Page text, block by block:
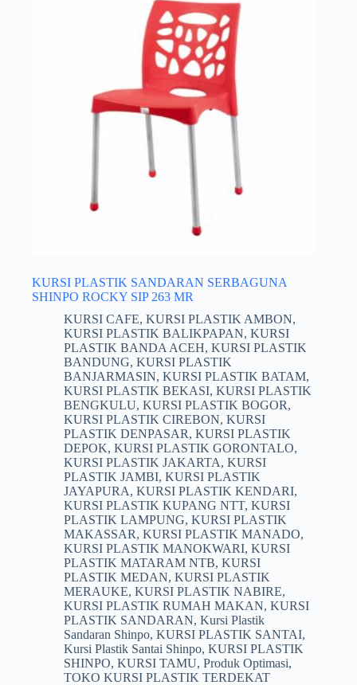
KURSI PLASTIK SANDARAN SERBAGUNA
SHINPO ROCKY SIP 263 MR
KURSI CAFE, KURSI PLASTIK AMBON,
KURSI PLASTIK BALIKPAPAN, KURSI
PLASTIK BANDA ACEH, KURSI PLASTIK
BANDUNG, KURSI PLASTIK
BANJARMASIN, KURSI PLASTIK BATAM,
KURSI PLASTIK BEKASI, KURSI PLASTIK
BENGKULU, KURSI PLASTIK BOGOR,
KURSI PLASTIK CIREBON, KURSI
PLASTIK DENPASAR, KURSI PLASTIK
DEPOK, KURSI PLASTIK GORONTALO,
KURSI PLASTIK JAKARTA, KURSI
PLASTIK JAMBI, KURSI PLASTIK
JAYAPURA, KURSI PLASTIK KENDARI,
KURSI PLASTIK KUPANG NTT, KURSI
PLASTIK LAMPUNG, KURSI PLASTIK
MAKASSAR, KURSI PLASTIK MANADO,
KURSI PLASTIK MANOKWARI, KURSI
PLASTIK MATARAM NTB, KURSI
PLASTIK MEDAN, KURSI PLASTIK
MERAUKE, KURSI PLASTIK NABIRE,
KURSI PLASTIK RUMAH MAKAN, KURSI
PLASTIK SANDARAN, Kursi Plastik
Sandaran Shinpo, KURSI PLASTIK SANTAI,
Kursi Plastik Santai Shinpo, KURSI PLASTIK
SHINPO, KURSI TAMU, Produk Optimasi,
TOKO KURSI PLASTIK TERDEKAT